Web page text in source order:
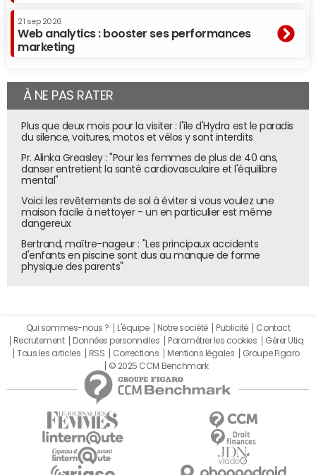
21 sep 2026
Web analytics : booster ses performances
marketing
À NE PAS RATER
Plus que deux mois pour la visiter : l'île d'Hydra est le paradis
du silence, voitures, motos et vélos y sont interdits
Pr. Alinka Greasley : "Pour les femmes de plus de 40 ans,
danser entretient la santé cardiovasculaire et l'équilibre
mental"
Voici les revêtements de sol à éviter si vous voulez une
maison facile à nettoyer - un en particulier est même
dangereux
Bertrand, maître-nageur : "Les principaux accidents
d'enfants en piscine sont dus au manque de forme
physique des parents"
Qui sommes-nous ? L'équipe Notre société Publicité
Contact
Recrutement
Données personnelles Paramétrer les cookies
Gérer Utiq
Tous les articles
RSS Corrections Mentions légales
Groupe Figaro
© 2025 CCM Benchmark